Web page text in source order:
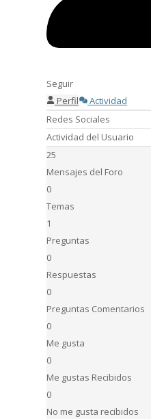
Seguir
Perfil
Actividad
Redes Sociales
Actividad del Usuario
25
Mensajes del Foro
0
Temas
1
Preguntas
0
Respuestas
0
Preguntas Comentarios
0
Me gusta
0
Me gustas Recibidos
0
No me gusta recibidos